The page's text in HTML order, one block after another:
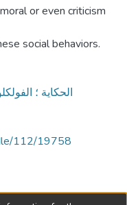
or even criticism
social behaviors.
الحكاية ؛
112/19758